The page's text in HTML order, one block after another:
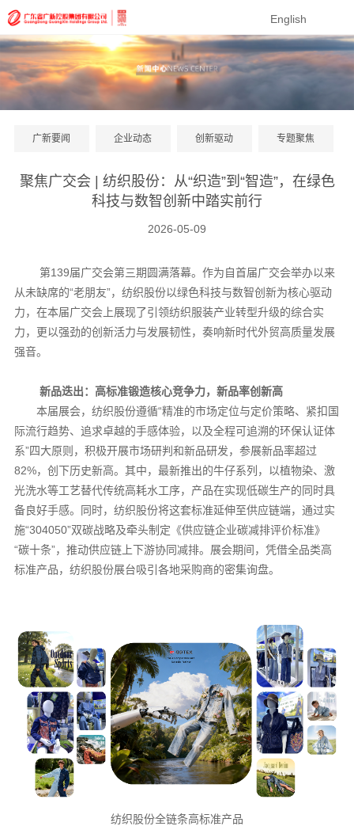
English
广新要闻 企业动态 创新驱动 专题聚焦
聚焦广交会 | 纺织股份：从“织造”到“智造”，在绿色
科技与数智创新中踏实前行
2026-05-09
第139届广交会第三期圆满落幕。作为自首届广交会举办以来
从未缺席的“老朋友”，纺织股份以绿色科技与数智创新为核心驱动
力，在本届广交会上展现了引领纺织服装产业转型升级的综合实
力，更以强劲的创新活力与发展韧性，奏响新时代外贸高质量发展
强音。
新品迭出：高标准锻造核心竞争力，新品率创新高
本届展会，纺织股份遵循“精准的市场定位与定价策略、紧扣国
际流行趋势、追求卓越的手感体验，以及全程可追溯的环保认证体
系”四大原则，积极开展市场研判和新品研发，参展新品率超过
82%，创下历史新高。其中，最新推出的牛仔系列，以植物染、激
光洗水等工艺替代传统高耗水工序，产品在实现低碳生产的同时具
备良好手感。同时，纺织股份将这套标准延伸至供应链端，通过实
施“304050”双碳战略及牵头制定《供应链企业碳减排评价标准》
“碳十条”，推动供应链上下游协同减排。展会期间，凭借全品类高
标准产品，纺织股份展台吸引各地采购商的密集询盘。
纺织股份全链条高标准产品